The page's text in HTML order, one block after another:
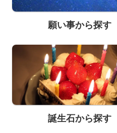
願い事から探す
誕生石から探す